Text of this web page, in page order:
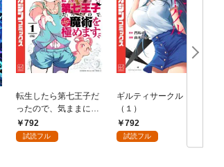
転生したら第七王子だ
ったので、気ままに魔
術を極めます（１）
792
試読フル
ギルティサークル
（１）
792
試読フル